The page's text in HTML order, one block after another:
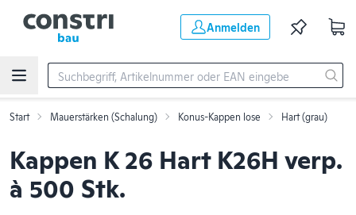
Anmelden
Start Mauerstärken (Schalung) Konus-Kappen lose Hart (grau)
Kappen K 26 Hart K26H verp.
à 500 Stk.